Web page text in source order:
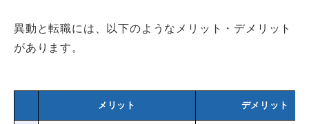
異動と転職には、以下のようなメリット・デメリット
があります。
メリット デメリット